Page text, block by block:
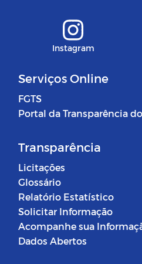
Instagram
Serviços Online
FGTS
Portal da Transparência
Transparência
Licitações
Glossário
Relatório Estatístico
Solicitar Informação
Acompanhe sua
Dados Abertos